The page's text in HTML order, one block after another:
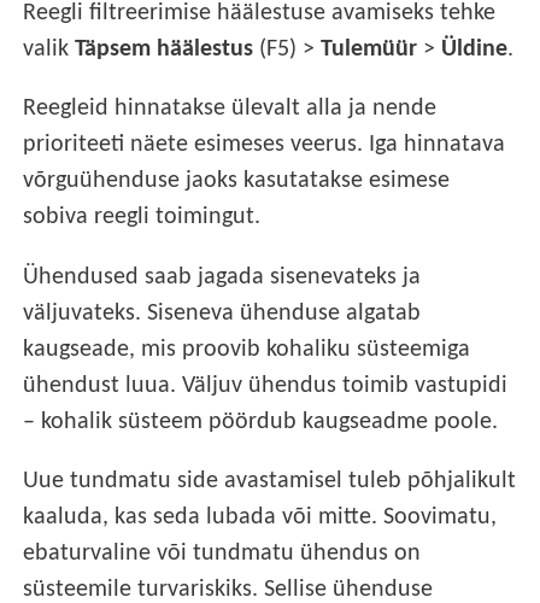
Reegli filtreerimise häälestuse avamiseks tehke
valikTäpsem häälestus (F5) >Tulemüür > Üldine.
Reegleid hinnatakse ülevalt alla ja nende
prioriteeti näete esimeses veerus. Iga hinnatava
võrguühenduse jaoks kasutatakse esimese
sobiva reegli toimingut.
Ühendused saab jagada sisenevateks ja
väljuvateks. Siseneva ühenduse algatab
kaugseade, mis proovib kohaliku süsteemiga
ühendust luua. Väljuv ühendus toimib vastupidi
– kohalik süsteem pöördub kaugseadme poole.
Uue tundmatu side avastamisel tuleb põhjalikult
kaaluda, kas seda lubada või mitte. Soovimatu,
ebaturvaline või tundmatu ühendus on
süsteemile turvariskiks. Sellise ühenduse